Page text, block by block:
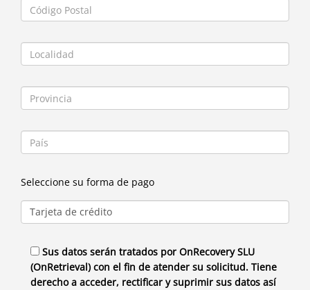
Seleccione su forma de pago
Sus datos serán tratados por OnRecovery SLU
(OnRetrieval) con el fin de atender su solicitud. Tiene
derecho a acceder, rectificar y suprimir sus datos así